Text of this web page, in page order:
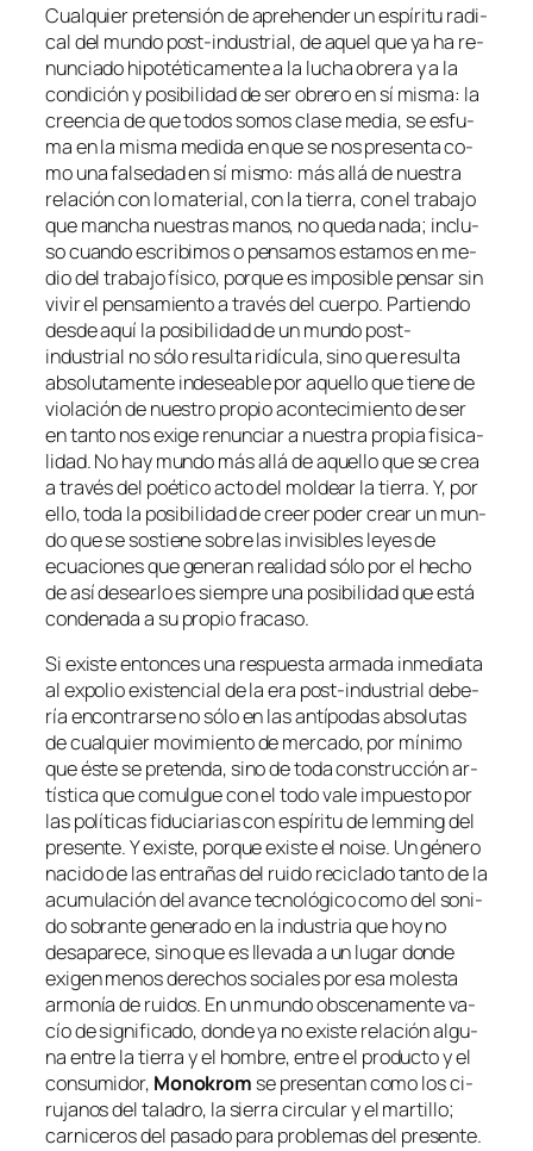
Cualquier pre­ten­sión de aprehen­der un es­pí­ri­tu ra­di­
cal del mun­do post-industrial, de aquel que ya ha re­
nun­cia­do hi­po­té­ti­ca­men­te a la lu­cha obre­ra y a la
con­di­ción y po­si­bi­li­dad de ser obre­ro en sí mis­ma: la
creen­cia de que to­dos so­mos cla­se me­dia, se es­fu­
ma en la mis­ma me­di­da en que se nos pre­sen­ta co­
mo una fal­se­dad en sí mis­mo: más allá de nues­tra
re­la­ción con lo ma­te­rial, con la tie­rra, con el tra­ba­jo
que man­cha nues­tras ma­nos, no que­da na­da; in­clu­
so cuan­do es­cri­bi­mos o pen­sa­mos es­ta­mos en me­
dio del tra­ba­jo fí­si­co, por­que es im­po­si­ble pen­sar sin
vi­vir el pen­sa­mien­to a tra­vés del cuer­po. Partiendo
des­de aquí la po­si­bi­li­dad de un mun­dopost-
industrial no só­lo re­sul­ta ri­dí­cu­la, sino que re­sul­ta
ab­so­lu­ta­men­te in­de­sea­ble por aque­llo que tie­ne de
vio­la­ción de nues­tro pro­pio acon­te­ci­mien­to de ser
en tan­to nos exi­ge re­nun­ciar a nues­tra pro­pia fi­si­ca­
li­dad. No hay mun­do más allá de aque­llo que se crea
a tra­vés del poé­ti­co ac­to del mol­dear la tie­rra. Y, por
ello, to­da la po­si­bi­li­dad de creer po­der crear un mun­
do que se sos­tie­ne so­bre las in­vi­si­bles le­yes de
ecua­cio­nes que ge­ne­ran reali­dad só­lo por el he­cho
de así de­sear­lo es siem­pre una po­si­bi­li­dad que es­tá
con­de­na­da a su pro­pio fracaso.
Si exis­te en­ton­ces una res­pues­ta ar­ma­da in­me­dia­ta
al ex­po­lio exis­ten­cial de la era post-industrial de­be­
ría en­con­trar­se no só­lo en las an­tí­po­das ab­so­lu­tas
de cual­quier mo­vi­mien­to de mer­ca­do, por mí­ni­mo
que és­te se pre­ten­da, sino de to­da cons­truc­ción ar­
tís­ti­ca que co­mul­gue con elto­do va­leim­pues­to por
las po­lí­ti­cas fi­du­cia­rias con es­pí­ri­tu delem­mingdel
pre­sen­te. Y exis­te, por­que exis­te el noi­se. Un gé­ne­ro
na­ci­do de las en­tra­ñas del rui­do re­ci­cla­do tan­to de la
acu­mu­la­ción del avan­ce tec­no­ló­gi­co co­mo del so­ni­
do so­bran­te ge­ne­ra­do en la in­dus­tria que hoy no
des­apa­re­ce, sino que es lle­va­da a un lu­gar don­de
exi­gen me­nos de­re­chos so­cia­les por esa mo­les­ta
ar­mo­nía de rui­dos. En un mun­do obs­ce­na­men­te va­
cío de sig­ni­fi­ca­do, don­de ya no exis­te re­la­ción al­gu­
na en­tre la tie­rra y el hom­bre, en­tre el pro­duc­to y el
con­su­mi­dor, Monokrom se pre­sen­tan co­mo los ci­
ru­ja­nos del ta­la­dro, la sie­rra cir­cu­lar y el mar­ti­llo;
car­ni­ce­ros del pa­sa­do pa­ra pro­ble­mas del presente.